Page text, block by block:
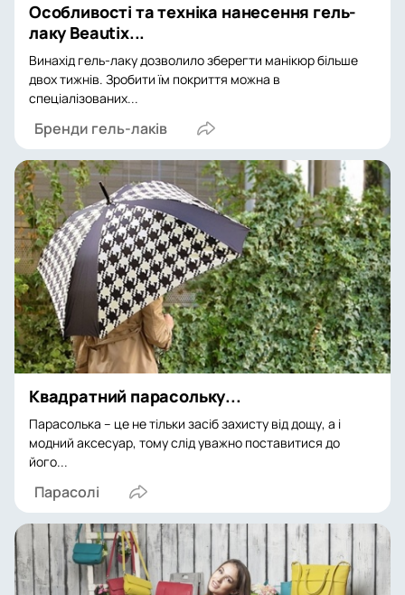
Особливості та техніка нанесення гель-
лаку Beautix...
Винахід гель-лаку дозволило зберегти манікюр більше
двох тижнів. Зробити їм покриття можна в
спеціалізованих...
Бренди гель-лаків
Квадратний парасольку...
Парасолька – це не тільки засіб захисту від дощу, а і
модний аксесуар, тому слід уважно поставитися до
його...
Парасолі